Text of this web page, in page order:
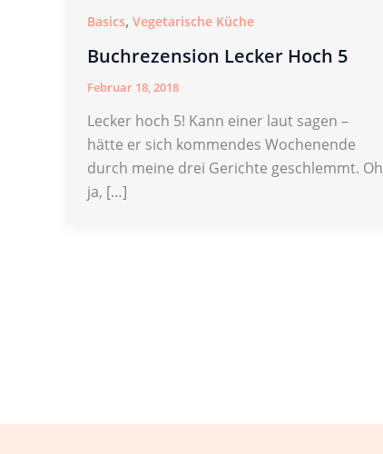
Basics, Vegetarische Küche
Buchrezension Lecker Hoch 5
Februar 18, 2018
Lecker hoch 5! Kann einer laut sagen –
hätte er sich kommendes Wochenende
durch meine drei Gerichte geschlemmt. Oh
ja, […]